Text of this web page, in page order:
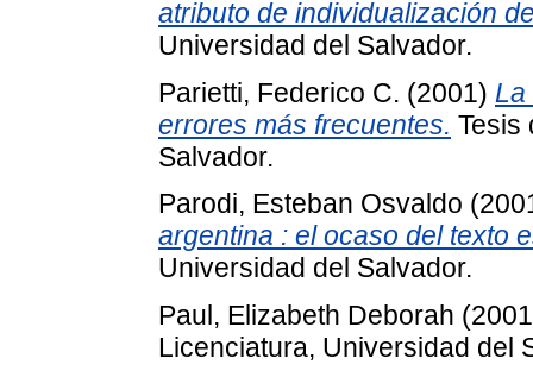
atributo de individualización
Universidad del Salvador.
Parietti, Federico C. (2001) La
errores más frecuentes. Tesis
Salvador.
Parodi, Esteban Osvaldo
argentina : el ocaso del texto
Universidad del Salvador.
Paul, Elizabeth Deborah
Licenciatura, Universidad del